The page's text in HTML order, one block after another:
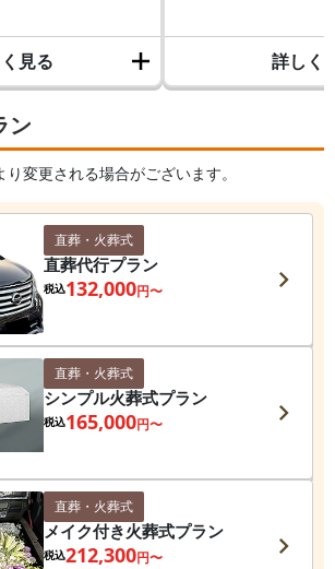
ン
変更される場合がございます。
直葬・火葬式
直葬代行プラン
税込132,000円〜
直葬・火葬式
シンプル火葬式プラン
税込165,000円〜
直葬・火葬式
メイク付き火葬式プラン
税込212,300円〜
見る 詳しく